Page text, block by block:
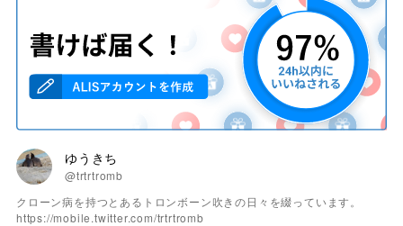
ゆうきち
@trtrtromb
クローン病を持つとあるトロンボーン吹きの日々を綴っています。
https://mobile.twitter.com/trtrtromb